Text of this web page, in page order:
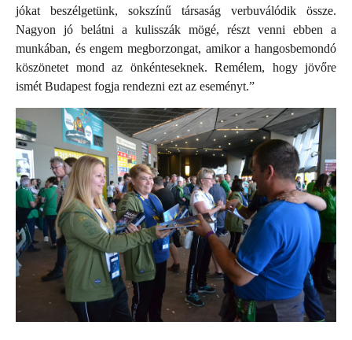
jókat beszélgetünk, sokszínű társaság verbuválódik össze.
Nagyon jó belátni a kulisszák mögé, részt venni ebben a
munkában, és engem megborzongat, amikor a hangosbemondó
köszönetet mond az önkénteseknek. Remélem, hogy jövőre
ismét Budapest fogja rendezni ezt az eseményt.”